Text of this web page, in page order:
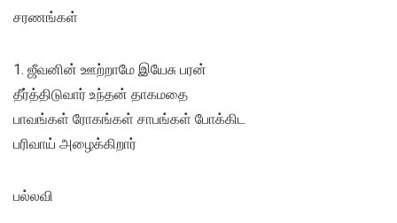
சரணங்கள்‌
1. ஜீவனின்‌ ஊற்றாமே இயேசு பரன்‌
தீர்த்திடுவார்‌ உந்தன்‌ தாகமதை
பாவங்கள்‌ ரோகங்கள்‌ சாபங்கள்‌ போக்கிட
பரிவாய்‌ அழைக்கிறார்‌
பல்லவி